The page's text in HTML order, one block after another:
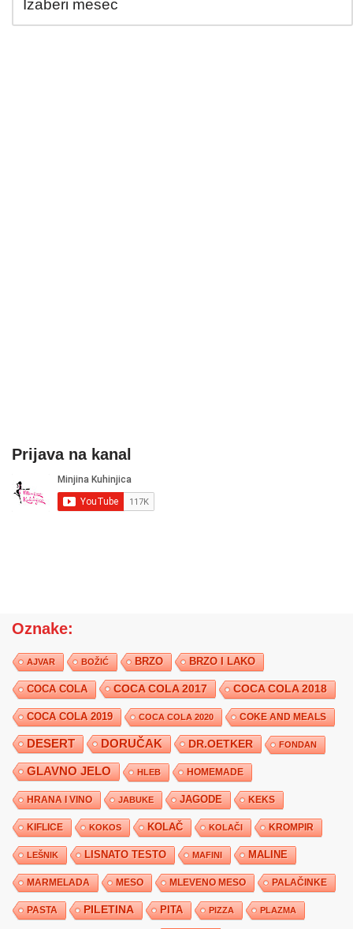
Prijava na kanal
Oznake:
AJVAR BOŽIĆ BRZO BRZO I LAKO
COCA COLA COCA COLA 2017 COCA COLA 2018
COCA COLA 2019 COCA COLA 2020 COKE AND MEALS
DESERT DORUČAK DR.OETKER FONDAN
GLAVNO JELO HLEB HOMEMADE
HRANA I VINO JABUKE JAGODE KEKS
KIFLICE KOKOS KOLAČ KOLAČI KROMPIR
LEŠNIK LISNATO TESTO MAFINI MALINE
MARMELADA MESO MLEVENO MESO PALAČINKE
PASTA PILETINA PITA PIZZA PLAZMA